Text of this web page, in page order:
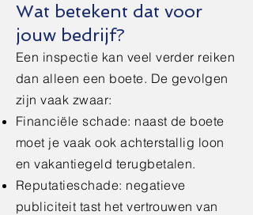
Wat betekent dat voor
jouw bedrijf?
Een inspectie kan veel verder reiken
dan alleen een boete. De gevolgen
zijn vaak zwaar:
Financiële schade: naast de boete
moet je vaak ook achterstallig loon
en vakantiegeld terugbetalen.
Reputatieschade: negatieve
publiciteit tast het vertrouwen van